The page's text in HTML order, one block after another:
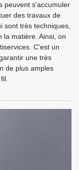
peuvent s'accumuler
des travaux de
sont très techniques,
la matière. Ainsi, on
C'est un
une très
de plus amples